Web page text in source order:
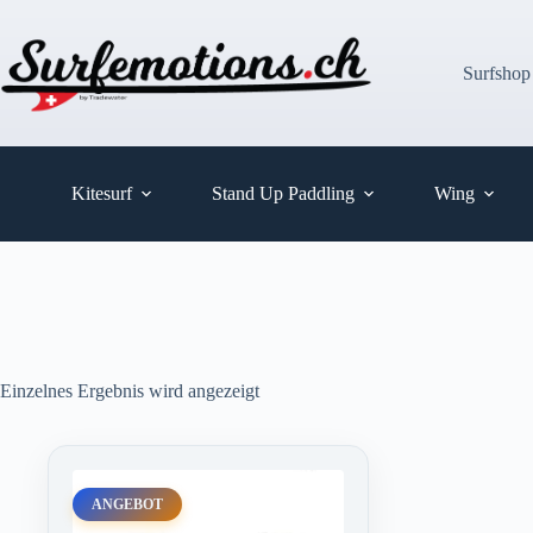
springen
Kitesurf Stand Up Paddling Wing
Einzelnes Ergebnis wird angezeigt
ANGEBOT